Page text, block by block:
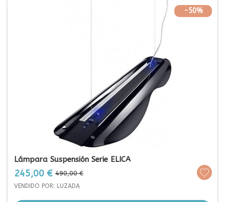
-50%
Lámpara Suspensión Serie ELICA
Prezo
245,00 € Prezo
base
490,00 €
VENDIDO POR: LUZADA